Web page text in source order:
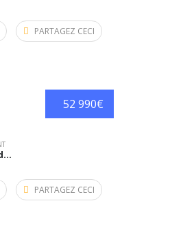
PARTAGEZ CECI
52 990€
63 Route de Bazas, Langon, France
PARTAGEZ CECI